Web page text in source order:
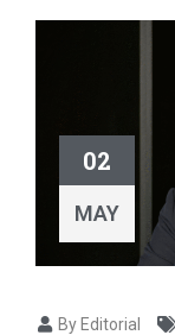
02
MAY
By Editorial